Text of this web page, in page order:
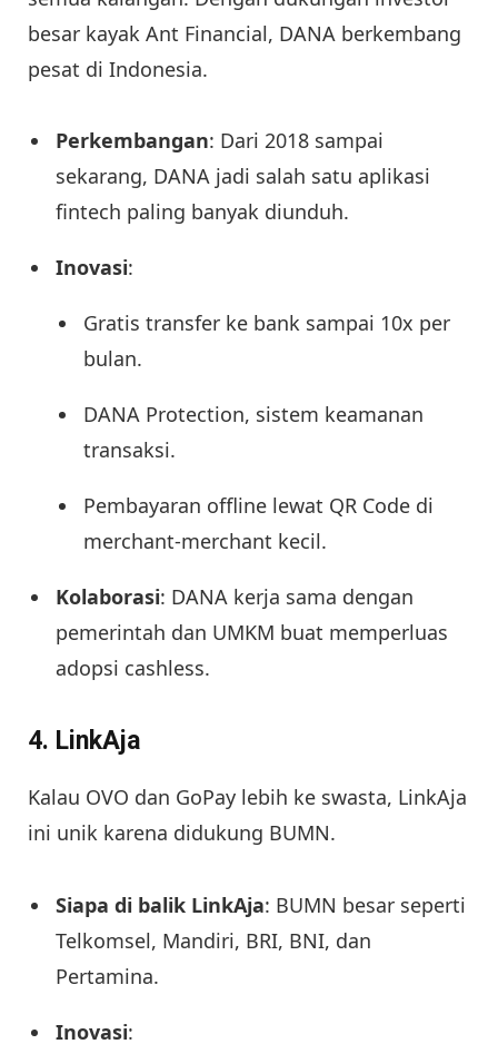
besar kayak Ant Financial, DANA berkembang
pesat di Indonesia.
Perkembangan: Dari 2018 sampai
sekarang, DANA jadi salah satu aplikasi
fintech paling banyak diunduh.
Inovasi:
Gratis transfer ke bank sampai 10x per
bulan.
DANA Protection, sistem keamanan
transaksi.
Pembayaran offline lewat QR Code di
merchant-merchant kecil.
Kolaborasi: DANA kerja sama dengan
pemerintah dan UMKM buat memperluas
adopsi cashless.
4. LinkAja
Kalau OVO dan GoPay lebih ke swasta, LinkAja
ini unik karena didukung BUMN.
Siapa di balik LinkAja: BUMN besar seperti
Telkomsel, Mandiri, BRI, BNI, dan
Pertamina.
Inovasi: